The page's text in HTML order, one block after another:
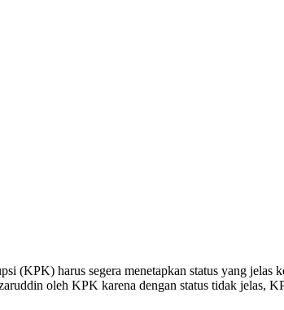
(KPK) harus segera menetapkan status yang
oleh KPK karena dengan status tidak jelas,